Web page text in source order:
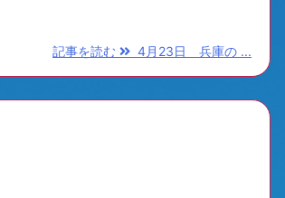
記事を読む 4月23日 兵庫の ...